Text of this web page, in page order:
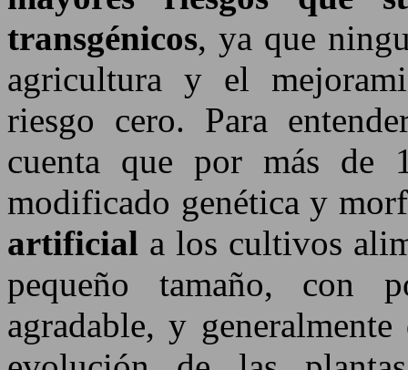
transgénicos, ya que
agricultura y el
riesgo cero. Para
cuenta que por más de
modificado genética y
artificial a los cultivos
pequeño tamaño, con
agradable, y